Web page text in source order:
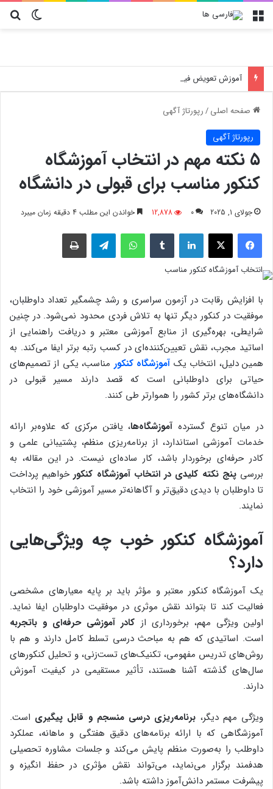
تغییر منو
آموزش تعویض فیلتر کولر گازی جنرال مکس
صفحه اصلی/رپورتاژ آگهی
رپورتاژ آگهی
۵ نکته مهم در انتخاب آموزشگاه
کنکور مناسب برای قبولی در دانشگاه
جولای 1, 2025 0
12,878 خواندن این مطلب 4 دقیقه زمان میبرد
فیسبوک لینکدین واتس آپ
با افزایش رقابت در آزمون سراسری و رشد چشمگیر تعداد داوطلبان،
موفقیت در کنکور دیگر تنها به تلاش فردی محدود نمی‌شود. در چنین
شرایطی، بهره‌گیری از منابع آموزشی معتبر و دریافت راهنمایی از
اساتید مجرب، نقش تعیین‌کننده‌ای در کسب رتبه برتر ایفا می‌کند. به
همین دلیل، انتخاب یک آموزشگاه کنکور مناسب، یکی از تصمیم‌های
حیاتی برای داوطلبانی است که قصد دارند مسیر قبولی در
دانشگاه‌های برتر کشور را هموارتر طی کنند.
در میان تنوع گسترده آموزشگاه‌ها، یافتن مرکزی که علاوه‌بر ارائه
خدمات آموزشی استاندارد، از برنامه‌ریزی منظم، پشتیبانی علمی و
کادر حرفه‌ای برخوردار باشد، کار ساده‌ای نیست. در این مقاله، به
بررسیپنج نکته کلیدی در انتخاب آموزشگاه کنکورخواهیم پرداخت
تا داوطلبان با دیدی دقیق‌تر و آگاهانه‌تر مسیر آموزشی خود را انتخاب
نمایند.
آموزشگاه کنکور خوب چه ویژگی‌هایی
دارد؟
یک آموزشگاه کنکور معتبر و مؤثر باید بر پایه معیارهای مشخصی
فعالیت کند تا بتواند نقش موثری در موفقیت داوطلبان ایفا نماید.
اولین ویژگی مهم، برخورداری از کادر آموزشی حرفه‌ای و با‌تجربه
است. اساتیدی که هم به مباحث درسی تسلط کامل دارند و هم با
روش‌های تدریس مفهومی، تکنیک‌های تست‌زنی، و تحلیل کنکورهای
سال‌های گذشته آشنا هستند، تأثیر مستقیمی در کیفیت آموزش
دارند.
ویژگی مهم دیگر، برنامه‌ریزی درسی منسجم و قابل پیگیری است.
آموزشگاهی که با ارائه برنامه‌های دقیق هفتگی و ماهانه، عملکرد
داوطلب را به‌صورت منظم پایش می‌کند و جلسات مشاوره تحصیلی
هدفمند برگزار می‌نماید، می‌تواند نقش مؤثری در حفظ انگیزه و
پیشرفت مستمر دانش‌آموز داشته باشد.